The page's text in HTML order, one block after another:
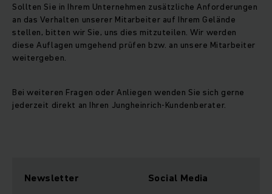
Sollten Sie in Ihrem Unternehmen zusätzliche Anforderungen
an das Verhalten unserer Mitarbeiter auf Ihrem Gelände
stellen, bitten wir Sie, uns dies mitzuteilen. Wir werden
diese Auflagen umgehend prüfen bzw. an unsere Mitarbeiter
weitergeben.
Bei weiteren Fragen oder Anliegen wenden Sie sich gerne
jederzeit direkt an Ihren Jungheinrich-Kundenberater.
Newsletter Social Media